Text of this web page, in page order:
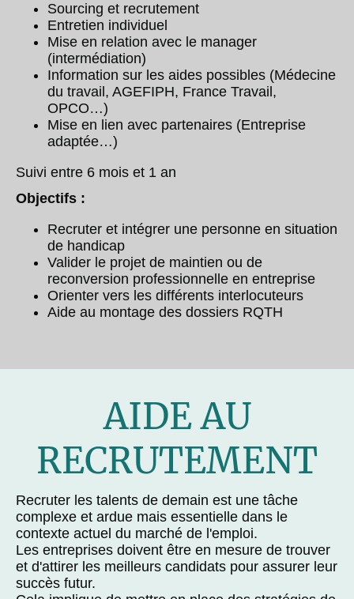
Sourcing et recrutement
Entretien individuel
Mise en relation avec le manager
(intermédiation)
Information sur les aides possibles (Médecine
du travail, AGEFIPH, France Travail,
OPCO…)
Mise en lien avec partenaires (Entreprise
adaptée…)
Suivi entre 6 mois et 1 an
Objectifs :
Recruter et intégrer une personne en situation
de handicap
Valider le projet de maintien ou de
reconversion professionnelle en entreprise
Orienter vers les différents interlocuteurs
Aide au montage des dossiers RQTH
AIDE AU
RECRUTEMENT
Recruter les talents de demain est une tâche
complexe et ardue mais essentielle dans le
contexte actuel du marché de l'emploi.
Les entreprises doivent être en mesure de trouver
et d'attirer les meilleurs candidats pour assurer leur
succès futur.